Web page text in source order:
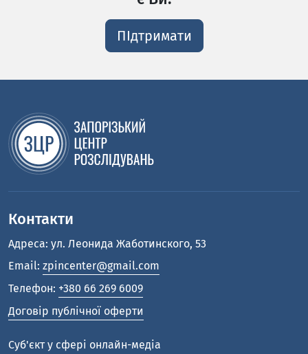
ПІдтримати
Контакти
Адреса: ул. Леонида Жаботинского, 53
Email: zpincenter@gmail.com
Телефон: +380 66 269 6009
Договір публічної оферти
Cуб'єкт у сфері онлайн-медіа